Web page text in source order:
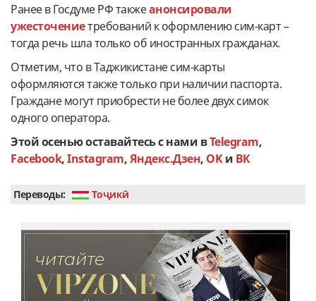
Ранее в Госдуме РФ такжеанонсировали
ужесточениетребований к оформлению сим-карт –
тогда речь шла только об иностранных гражданах.
Отметим, что в Таджикистане сим-карты
оформляются также только при наличии паспорта.
Граждане могут приобрести не более двух симок
одного оператора.
Этой осенью оставайтесь с нами вTelegram,
Facebook,Instagram,Яндекс.Дзен, OKи ВК
Переводы: Тоҷикӣ